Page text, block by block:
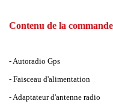
Contenu de la
- Autoradio Gps
- Faisceau d'alimentation
- Adaptateur d'antenne radio